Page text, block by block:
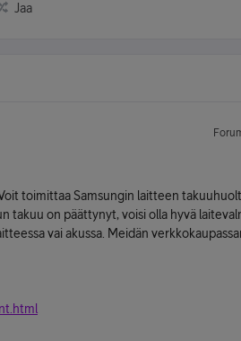
Jaa
toimittaa Samsungin laitteen
takuu on päättynyt, voisi olla hyvä
vai akussa. Meidän